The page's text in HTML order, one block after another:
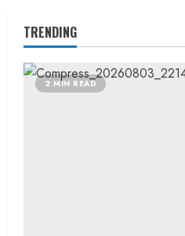
TRENDING
2 MIN READ